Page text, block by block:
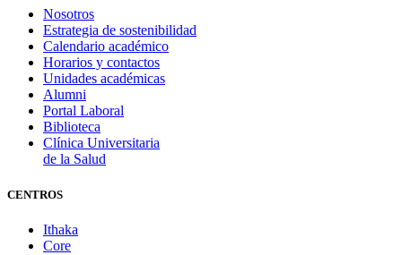
Nosotros
Estrategia de sostenibilidad
Calendario académico
Horarios y contactos
Unidades académicas
Alumni
Portal Laboral
Biblioteca
Clínica Universitaria
de la Salud
CENTROS
Ithaka
Core